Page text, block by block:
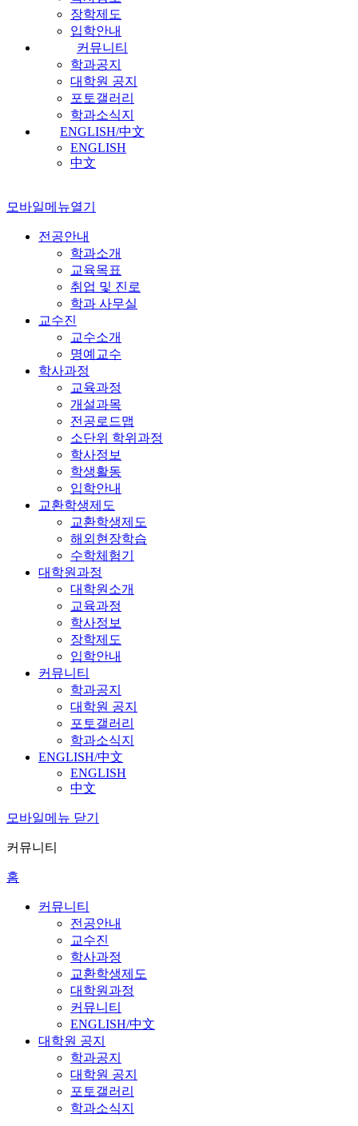
장학제도
입학안내
커뮤니티
학과공지
대학원 공지
포토갤러리
학과소식지
ENGLISH/中文
ENGLISH
中文
모바일메뉴열기
전공안내
학과소개
교육목표
취업 및 진로
학과 사무실
교수진
교수소개
명예교수
학사과정
교육과정
개설과목
전공로드맵
소단위 학위과정
학사정보
학생활동
입학안내
교환학생제도
교환학생제도
해외현장학습
수학체험기
대학원과정
대학원소개
교육과정
학사정보
장학제도
입학안내
커뮤니티
학과공지
대학원 공지
포토갤러리
학과소식지
ENGLISH/中文
ENGLISH
中文
모바일메뉴 닫기
커뮤니티
홈
커뮤니티
전공안내
교수진
학사과정
교환학생제도
대학원과정
커뮤니티
ENGLISH/中文
대학원 공지
학과공지
대학원 공지
포토갤러리
학과소식지